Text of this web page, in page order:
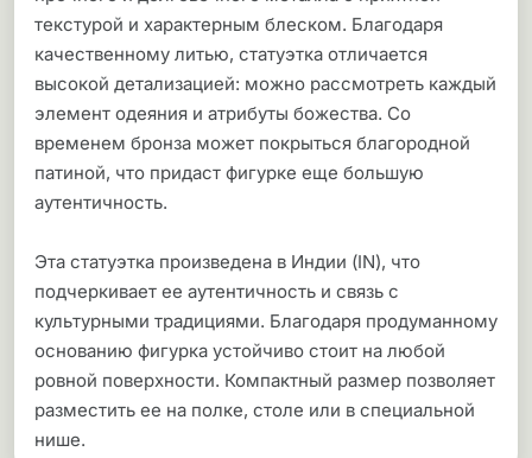
текстурой и характерным блеском. Благодаря
качественному литью, статуэтка отличается
высокой детализацией: можно рассмотреть каждый
элемент одеяния и атрибуты божества. Со
временем бронза может покрыться благородной
патиной, что придаст фигурке еще большую
аутентичность.
Эта статуэтка произведена в Индии (IN), что
подчеркивает ее аутентичность и связь с
культурными традициями. Благодаря продуманному
основанию фигурка устойчиво стоит на любой
ровной поверхности. Компактный размер позволяет
разместить ее на полке, столе или в специальной
нише.